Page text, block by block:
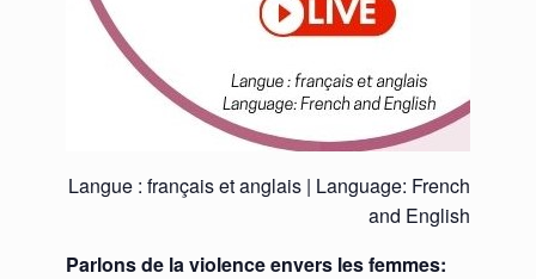
Langue : français et anglais | Language: French
and English
Parlons de la violence envers les femmes: